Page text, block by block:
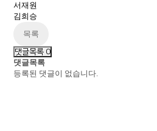
서재원
김희승
목록
댓글목록 0
댓글목록
등록된 댓글이 없습니다.